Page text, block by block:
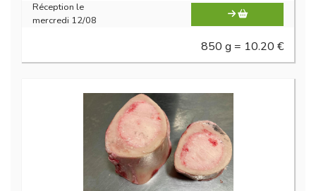
Réception le
mercredi 12/08
850 g = 10.20 €